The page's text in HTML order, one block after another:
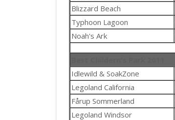
Blizzard Beach
Typhoon Lagoon
Noah's Ark
Idlewild & SoakZone
Legoland California
Fårup Sommerland
Legoland Windsor